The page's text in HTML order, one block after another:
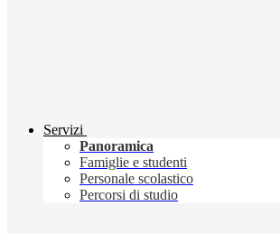
Servizi
Panoramica
Famiglie e studenti
Personale scolastico
Percorsi di studio